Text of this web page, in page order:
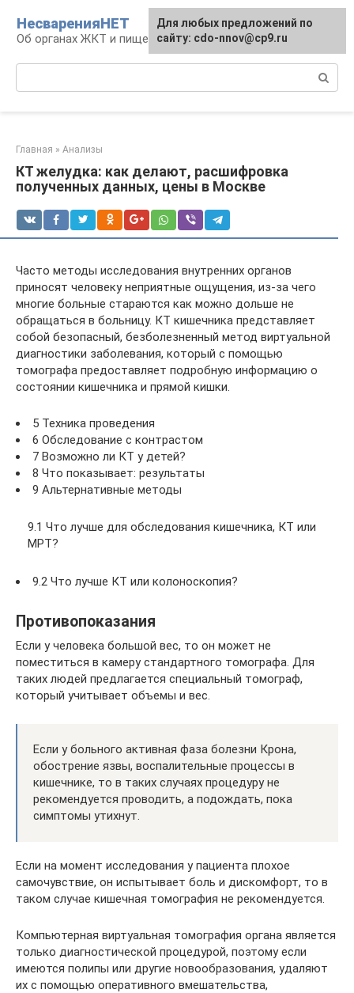
контенту
НесваренияНЕТ
Об органах ЖКТ и пищеварении
Главная » Анализы
КТ желудка: как делают, расшифровка
полученных данных, цены в Москве
Часто методы исследования внутренних органов
приносят человеку неприятные ощущения, из-за чего
многие больные стараются как можно дольше не
обращаться в больницу. КТ кишечника представляет
собой безопасный, безболезненный метод виртуальной
диагностики заболевания, который с помощью
томографа предоставляет подробную информацию о
состоянии кишечника и прямой кишки.
5 Техника проведения
6 Обследование с контрастом
7 Возможно ли КТ у детей?
8 Что показывает: результаты
9 Альтернативные методы
9.1 Что лучше для обследования кишечника, КТ или
МРТ?
9.2 Что лучше КТ или колоноскопия?
Противопоказания
Если у человека большой вес, то он может не
поместиться в камеру стандартного томографа. Для
таких людей предлагается специальный томограф,
который учитывает объемы и вес.
Если у больного активная фаза болезни Крона,
обострение язвы, воспалительные процессы в
кишечнике, то в таких случаях процедуру не
рекомендуется проводить, а подождать, пока
симптомы утихнут.
Если на момент исследования у пациента плохое
самочувствие, он испытывает боль и дискомфорт, то в
таком случае кишечная томография не рекомендуется.
Компьютерная виртуальная томография органа является
только диагностической процедурой, поэтому если
имеются полипы или другие новообразования, удаляют
их с помощью оперативного вмешательства,
Для любых предложений по
сайту: cdo-nnov@cp9.ru